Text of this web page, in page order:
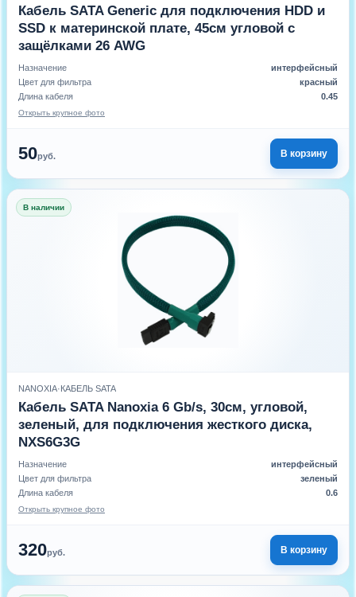
Кабель SATA Generic для подключения HDD и
SSD к материнской плате, 45см угловой с
защёлками 26 AWG
Назначение
интерфейсный
Цвет для фильтра
красный
Длина кабеля
0.45
Открыть крупное фото
50руб. В корзину
В наличии
NANOXIA·КАБЕЛЬ SATA
Кабель SATA Nanoxia 6 Gb/s, 30см, угловой,
зеленый, для подключения жесткого диска,
NXS6G3G
Назначение
интерфейсный
Цвет для фильтра
зеленый
Длина кабеля
0.6
Открыть крупное фото
320руб. В корзину